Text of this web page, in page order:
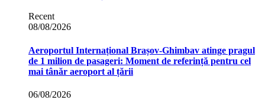
Recent
08/08/2026
Aeroportul Internațional Brașov‑Ghimbav atinge pragul
de 1 milion de pasageri: Moment de referință pentru cel
mai tânăr aeroport al țării
06/08/2026